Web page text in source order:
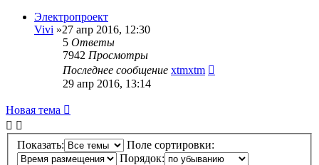
Электропроект
Vivi »27 апр 2016, 12:30
5 Ответы
7942 Просмотры
Последнее сообщение xtmxtm
29 апр 2016, 13:14
Новая тема
Показать:
Поле сортировки:
Порядок: